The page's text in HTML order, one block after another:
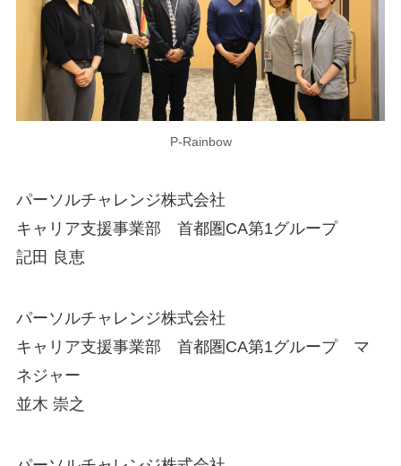
P‐Rainbow
パーソルチャレンジ株式会社
キャリア支援事業部 首都圏CA第1グループ
記田 良恵
パーソルチャレンジ株式会社
キャリア支援事業部 首都圏CA第1グループ マ
ネジャー
並木 崇之